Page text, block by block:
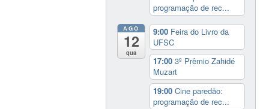
programação de rec...
AGO
12
qua
9:00 Feira do Livro da
UFSC
17:003º Prêmio Zahidé
Muzart
19:00Cine paredão:
programação de rec...